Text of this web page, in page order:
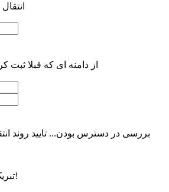
از دامنه ای که قبلا ثبت
بررسی در دسترس بودن... تایید روند
موجود است!